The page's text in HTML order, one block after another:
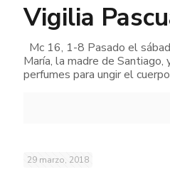
Vigilia
Mc 16, 1-8 Pasado el
María, la madre de Santiago,
perfumes para ungir el
29 marzo, 2018